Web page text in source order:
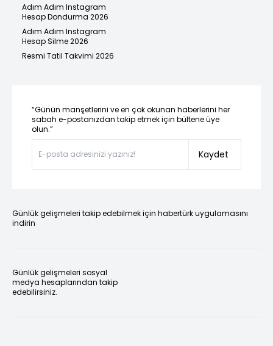
Adım Adım Instagram
Hesap Dondurma 2026
Adım Adım Instagram
Hesap Silme 2026
Resmi Tatil Takvimi 2026
“Günün manşetlerini ve en çok okunan haberlerini her
sabah e-postanızdan takip etmek için bültene üye
olun.”
Kaydet
Günlük gelişmeleri takip edebilmek için habertürk uygulamasını
indirin
Günlük gelişmeleri sosyal
medya hesaplarından takip
edebilirsiniz.